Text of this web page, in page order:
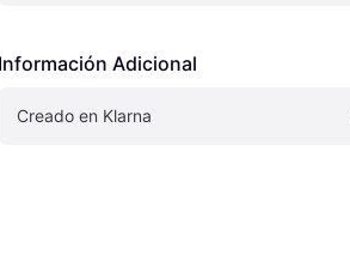
Información Adicional
Creado en Klarna